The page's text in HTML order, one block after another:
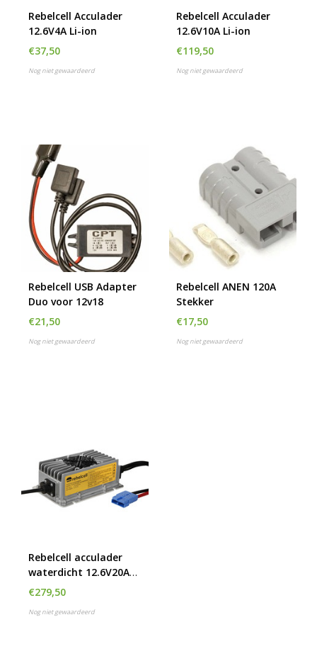
Rebelcell Acculader
12.6V4A Li-ion
€37,50
Nog niet gewaardeerd
Rebelcell Acculader
12.6V10A Li-ion
€119,50
Nog niet gewaardeerd
Rebelcell USB Adapter
Duo voor 12v18
€21,50
Nog niet gewaardeerd
Rebelcell ANEN 120A
Stekker
€17,50
Nog niet gewaardeerd
Rebelcell acculader
waterdicht 12.6V20A
Outdoorbox AV (IP65)
€279,50
Nog niet gewaardeerd